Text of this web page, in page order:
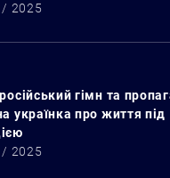
2025
гімн та
українка про життя під
2025